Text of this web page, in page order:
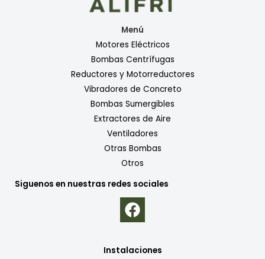
Menú
Motores Eléctricos
Bombas Centrífugas
Reductores y Motorreductores
Vibradores de Concreto
Bombas Sumergibles
Extractores de Aire
Ventiladores
Otras Bombas
Otros
Siguenos en nuestras redes sociales
Instalaciones